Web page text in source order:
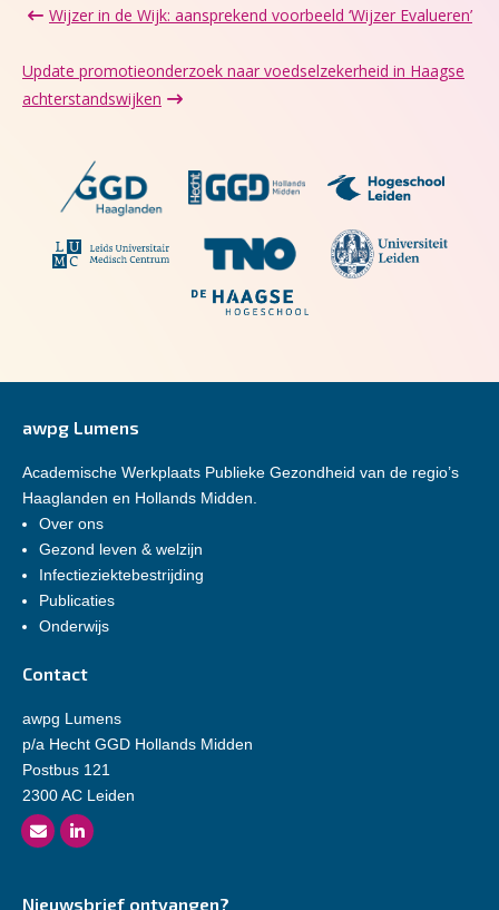
Wijzer in de Wijk: aansprekend voorbeeld ‘Wijzer Evalueren’
Update promotieonderzoek naar voedselzekerheid in Haagse
achterstandswijken
awpg Lumens
Academische Werkplaats Publieke Gezondheid van de regio’s
Haaglanden en Hollands Midden.
Over ons
Gezond leven & welzijn
Infectieziektebestrijding
Publicaties
Onderwijs
Contact
awpg Lumens
p/a Hecht GGD Hollands Midden
Postbus 121
2300 AC Leiden
Nieuwsbrief ontvangen?